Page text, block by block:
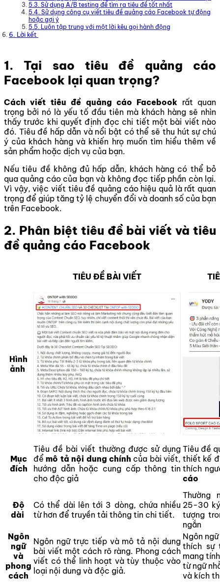
5.3. Sử dụng A/B testing để tìm ra tiêu đề tốt nhất
5.4. Sử dụng công cụ viết tiêu đề quảng cáo Facebook tự động
hoặc gợi ý
5.5. Luôn tập trung với một lời kêu gọi hành động
6. Lời kết
1.Tại sao tiêu đề quảng cáo
Facebook lại quan trọng?
Cách viết tiêu đề quảng cáo Facebook rất quan
trọng bởi nó là yếu tố đầu tiên mà khách hàng sẽ nhìn
thấy trước khi quyết định đọc chi tiết một bài viết nào
đó. Tiêu đề hấp dẫn và nổi bật có thể sẽ thu hút sự chú
ý của khách hàng và khiến hrọ muốn tìm hiểu thêm về
sản phẩm hoặc dịch vụ của bạn.
Nếu tiêu đề không đủ hấp dẫn, khách hàng có thể bỏ
qua quảng cáo của bạn và không đọc tiếp phần còn lại.
Vì vậy, việc viết tiêu đề quảng cáo hiệu quả là rất quan
trọng để giúp tăng tỷ lệ chuyển đổi và doanh số của bạn
trên Facebook.
2. Phân biệt tiêu đề bài viết và tiêu
đề quảng cáo Facebook
TIÊU ĐỀ BÀI VIẾT
Hình
ảnh
Mục
đích
Tiêu đề bài viết thường được sử dụng
đểmô tả nội dung chính của bài viết,
hướng dẫn hoặc cung cấp thông tin
cho độc giả
Tiêu đề
thiết kế
thích
cáo
Độ
dài
Có thể dài lên tới 3 dòng, chứa nhiều
từ hơn để truyền tải thông tin chi tiết.
Thường
25-30
tượng
ngắn
Ngôn
ngữ
và
phong
cách
Ngôn ngữ trực tiếp và mô tả nội dung
bài viết một cách rõ ràng. Phong cách
viết có thể linh hoạt và tùy thuộc vào
loại nội dung và độc giả.
Ngôn
thích sự
mang
từ ngữ
và kích